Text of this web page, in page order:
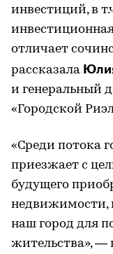
инвестиций, в
отличает
рассказала
и генеральный
«Городской
«Среди потока
приезжает с
будущего
недвижимости,
наш город для
жительства», —